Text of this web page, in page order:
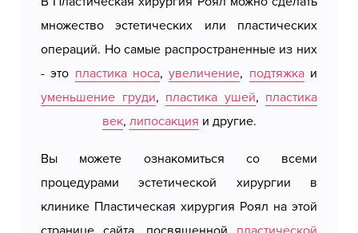
эстетические предпочтения или медицинские
требования.
Royal Plastic Surgeryполная операция на
носу выполняется с тщательной оценкой
каждого пациента. Процедура проводится под
общим наркозом и обычно длится от одного
до трех часов в зависимости от сложности
случая. Хирург использует открытую или
закрытую технику, в зависимости от требуемых
множество эстетических или пластических
операций. Но самые распространенные из них
- это пластика носа,увеличение, подтяжкаи
уменьшение груди, пластика ушей, пластика
век, липосакция и другие.
Вы можете ознакомиться со всеми
процедурами эстетической хирургии в
клинике Пластическая хирургия Роял на этой